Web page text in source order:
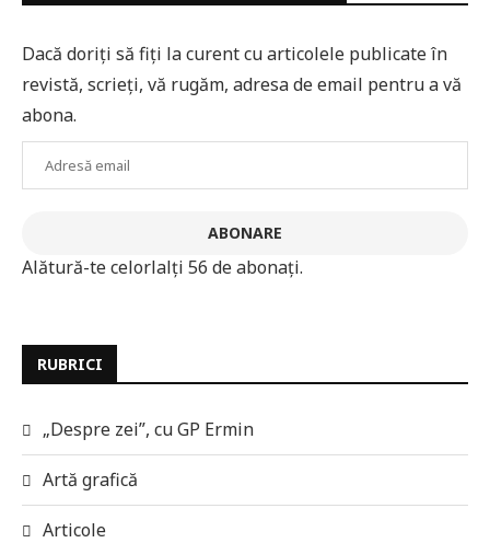
Dacă doriți să fiți la curent cu articolele publicate în
revistă, scrieți, vă rugăm, adresa de email pentru a vă
abona.
ABONARE
Alătură-te celorlalți 56 de abonați.
RUBRICI
„Despre zei”, cu GP Ermin
Artă grafică
Articole